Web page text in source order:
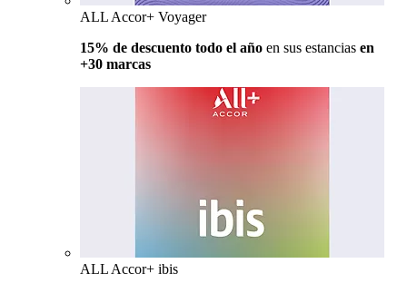
ALL Accor+ Voyager
15% de descuento todo el año en sus estancias en
+30 marcas
ALL Accor+ ibis